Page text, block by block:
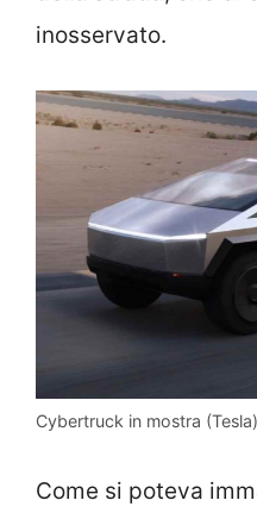
inosservato.
Cybertruck in mostra
Come si poteva